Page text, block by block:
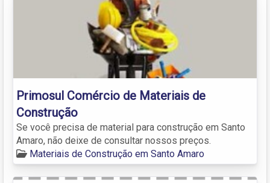
Primosul Comércio de Materiais de
Construção
Se você precisa de material para construção em Santo
Amaro, não deixe de consultar nossos preços.
Materiais de Construção em Santo Amaro